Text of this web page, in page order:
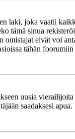
laki, joka vaatii
tämä sinua
eivät voi
tähän
uusia
saadaksesi apua.